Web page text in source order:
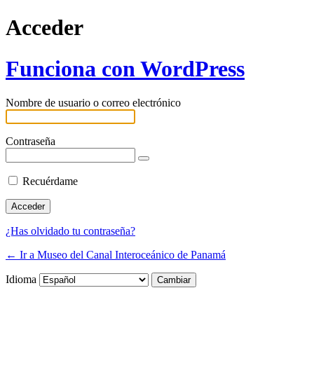
Acceder
Funciona con WordPress
Nombre de usuario o correo electrónico
Contraseña
Recuérdame
¿Has olvidado tu contraseña?
← Ir a Museo del Canal Interoceánico de Panamá
Idioma